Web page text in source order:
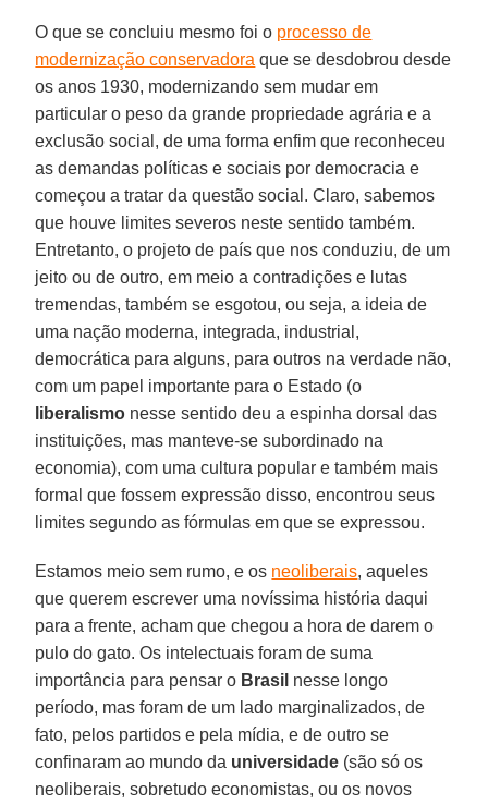
O que se concluiu mesmo foi o processo de
modernização conservadora que se desdobrou desde
os anos 1930, modernizando sem mudar em
particular o peso da grande propriedade agrária e a
exclusão social, de uma forma enfim que reconheceu
as demandas políticas e sociais por democracia e
começou a tratar da questão social. Claro, sabemos
que houve limites severos neste sentido também.
Entretanto, o projeto de país que nos conduziu, de um
jeito ou de outro, em meio a contradições e lutas
tremendas, também se esgotou, ou seja, a ideia de
uma nação moderna, integrada, industrial,
democrática para alguns, para outros na verdade não,
com um papel importante para o Estado (o
liberalismo nesse sentido deu a espinha dorsal das
instituições, mas manteve-se subordinado na
economia), com uma cultura popular e também mais
formal que fossem expressão disso, encontrou seus
limites segundo as fórmulas em que se expressou.
Estamos meio sem rumo, e os neoliberais, aqueles
que querem escrever uma novíssima história daqui
para a frente, acham que chegou a hora de darem o
pulo do gato. Os intelectuais foram de suma
importância para pensar o Brasil nesse longo
período, mas foram de um lado marginalizados, de
fato, pelos partidos e pela mídia, e de outro se
confinaram ao mundo da universidade (são só os
neoliberais, sobretudo economistas, ou os novos